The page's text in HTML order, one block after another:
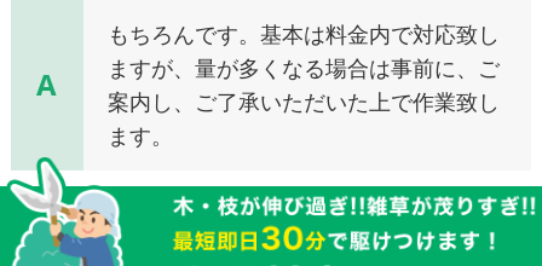
A
もちろんです。基本は料金内で対応致し
ますが、量が多くなる場合は事前に、ご
案内し、ご了承いただいた上で作業致し
ます。